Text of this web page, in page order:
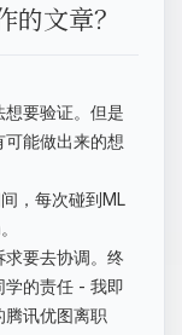
的文章？
要验证。但是
能做出来的想
，每次碰到ML
要去协调。终
学的责任 - 我即
讯优图离职